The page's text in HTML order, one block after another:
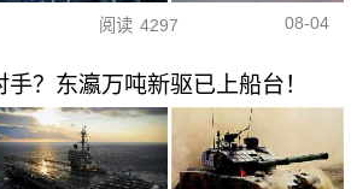
阅读 4297 08-04
？东瀛万吨新驱已上船台！